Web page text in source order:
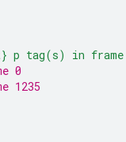
} p tag(s) in
0
1235